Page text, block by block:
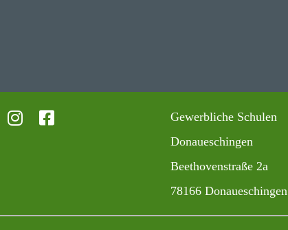
Gewerb­liche Schulen
Donaueschingen
Beet­ho­ven­straße 2a
78166 Donaueschingen